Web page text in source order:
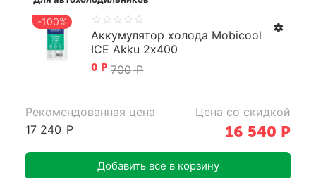
Задать параметры
-100%
Аккумулятор холода Mobicool
ICE Akku 2х400
0 Р 700 Р
Рекомендованная цена
17 240 Р
Цена со скидкой
16 540 Р
Добавить все в корзину